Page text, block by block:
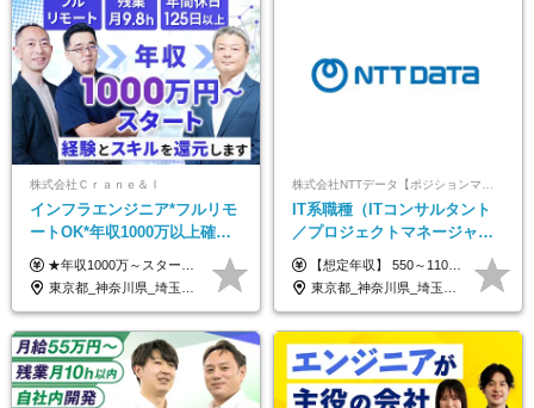
株式会社Ｃｒａｎｅ＆Ｉ
インフラエンジニア*フルリモ
ートOK*年収1000万以上確約*
前職給与保障*残業月9.8h*40
代50代活躍
★年収1000万～スタート！ 年俸1,000万円～1,162万8,000円（12分割） ※経験・スキルを考慮の上決定します ※上記金額には固定残業代（月30h分・158,400円～184,000円）を含みます ※超過分は別途全額支給します ※試用期間2ヶ月間あり（その他待遇に差異はありません）
東京都_神奈川県_埼玉県_千葉県_大阪府_愛知県_北海道_青森県_岩手県_宮城県_秋田県_山形県_福島県_茨城県_栃木県_群馬県_新潟県_山梨県_長野県_富山県_石川県_福井県_静岡県_岐阜県_三重県_兵庫県_京都府_滋賀県_奈良県_和歌山県_広島県_岡山県_鳥取県_島根県_山口県_徳島県_香川県_愛媛県_高知県_福岡県_熊本県_佐賀県_長崎県_大分県_宮崎県_鹿児島県_沖縄県
IT系職種（ITコンサルタント
／プロジェクトマネージャー
／ITアーキテクト）
【想定年収】 550～1100万 【想定役職】 課長代理 主任 一般 ※これまでの経験・年齢などを考慮し、当社給与規則に基づき決定します。 ※残業手当 一般社員（定型勤務・フレックスタイム制）の場合：時間外労働連動支給 一般社員（専門業務型裁量労働制）・管理職の場合：なし 裁量労働の場合について裁量労働手当がございますが、超過分の時間外手当の支給はありません。 （固定残業手当ではないため） ※裁量労働手当 一般社員（専門業務型裁量労働制）の場合：別途、裁量労働手当の支給がございます。
東京都_神奈川県_埼玉県_千葉県_大阪府_愛知県_北海道_青森県_岩手県_宮城県_秋田県_山形県_福島県_茨城県_栃木県_群馬県_新潟県_山梨県_長野県_富山県_石川県_福井県_静岡県_岐阜県_三重県_兵庫県_京都府_滋賀県_奈良県_和歌山県_広島県_岡山県_鳥取県_島根県_山口県_徳島県_香川県_愛媛県_高知県_福岡県_熊本県_佐賀県_長崎県_大分県_宮崎県_鹿児島県_沖縄県